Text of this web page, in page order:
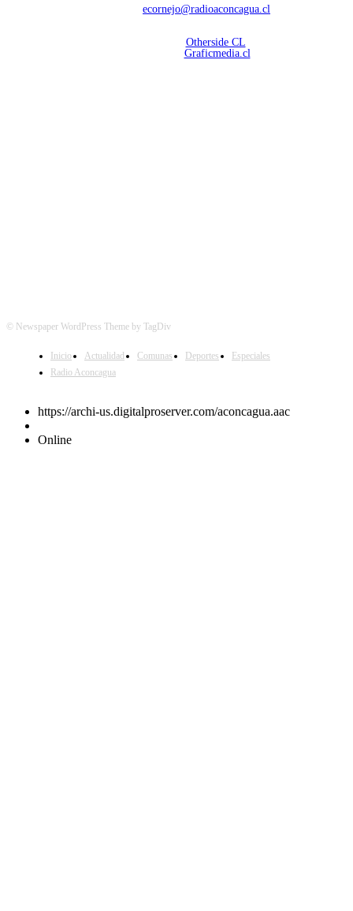
ecornejo@radioaconcagua.cl
Otherside CL
Graficmedia.cl
© Newspaper WordPress Theme by TagDiv
Inicio Actualidad Comunas Deportes
Especiales
Radio Aconcagua
https://archi-us.digitalproserver.com/aconcagua.aac
Online